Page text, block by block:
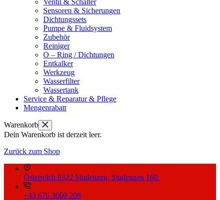
Ventil & Schalter
Sensoren & Sicherungen
Dichtungssets
Pumpe & Fluidsystem
Zubehör
Reiniger
O – Ring / Dichtungen
Entkalker
Werkzeug
Wasserfilter
Wassertank
Service & Reparatur & Pflege
Mengenrabatt
Warenkorb
Dein Warenkorb ist derzeit leer.
Zurück zum Shop
Österreich 8322 Studenzen, Studenzen 160.
+43 676 3600 208